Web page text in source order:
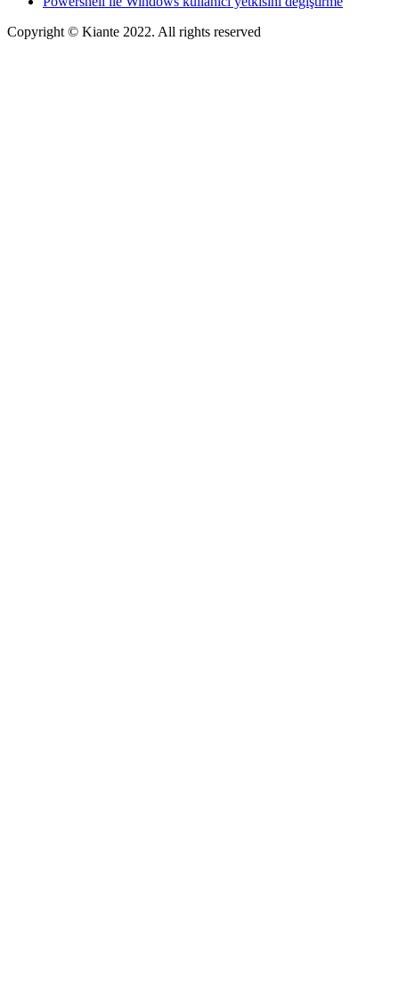
Copyright © Kiante 2022. All rights reserved